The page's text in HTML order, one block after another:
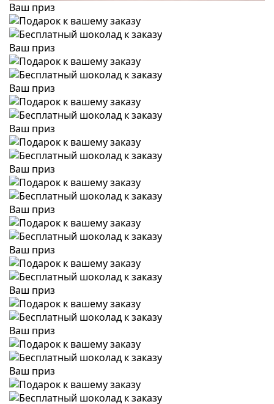
Ваш приз
Ваш приз
Ваш приз
Ваш приз
Ваш приз
Ваш приз
Ваш приз
Ваш приз
Ваш приз
Ваш приз